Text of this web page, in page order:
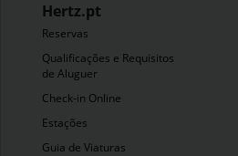
Hertz.pt
Reservas
Qualificações e Requisitos
de Aluguer
Check-in Online
Estações
Guia de Viaturas